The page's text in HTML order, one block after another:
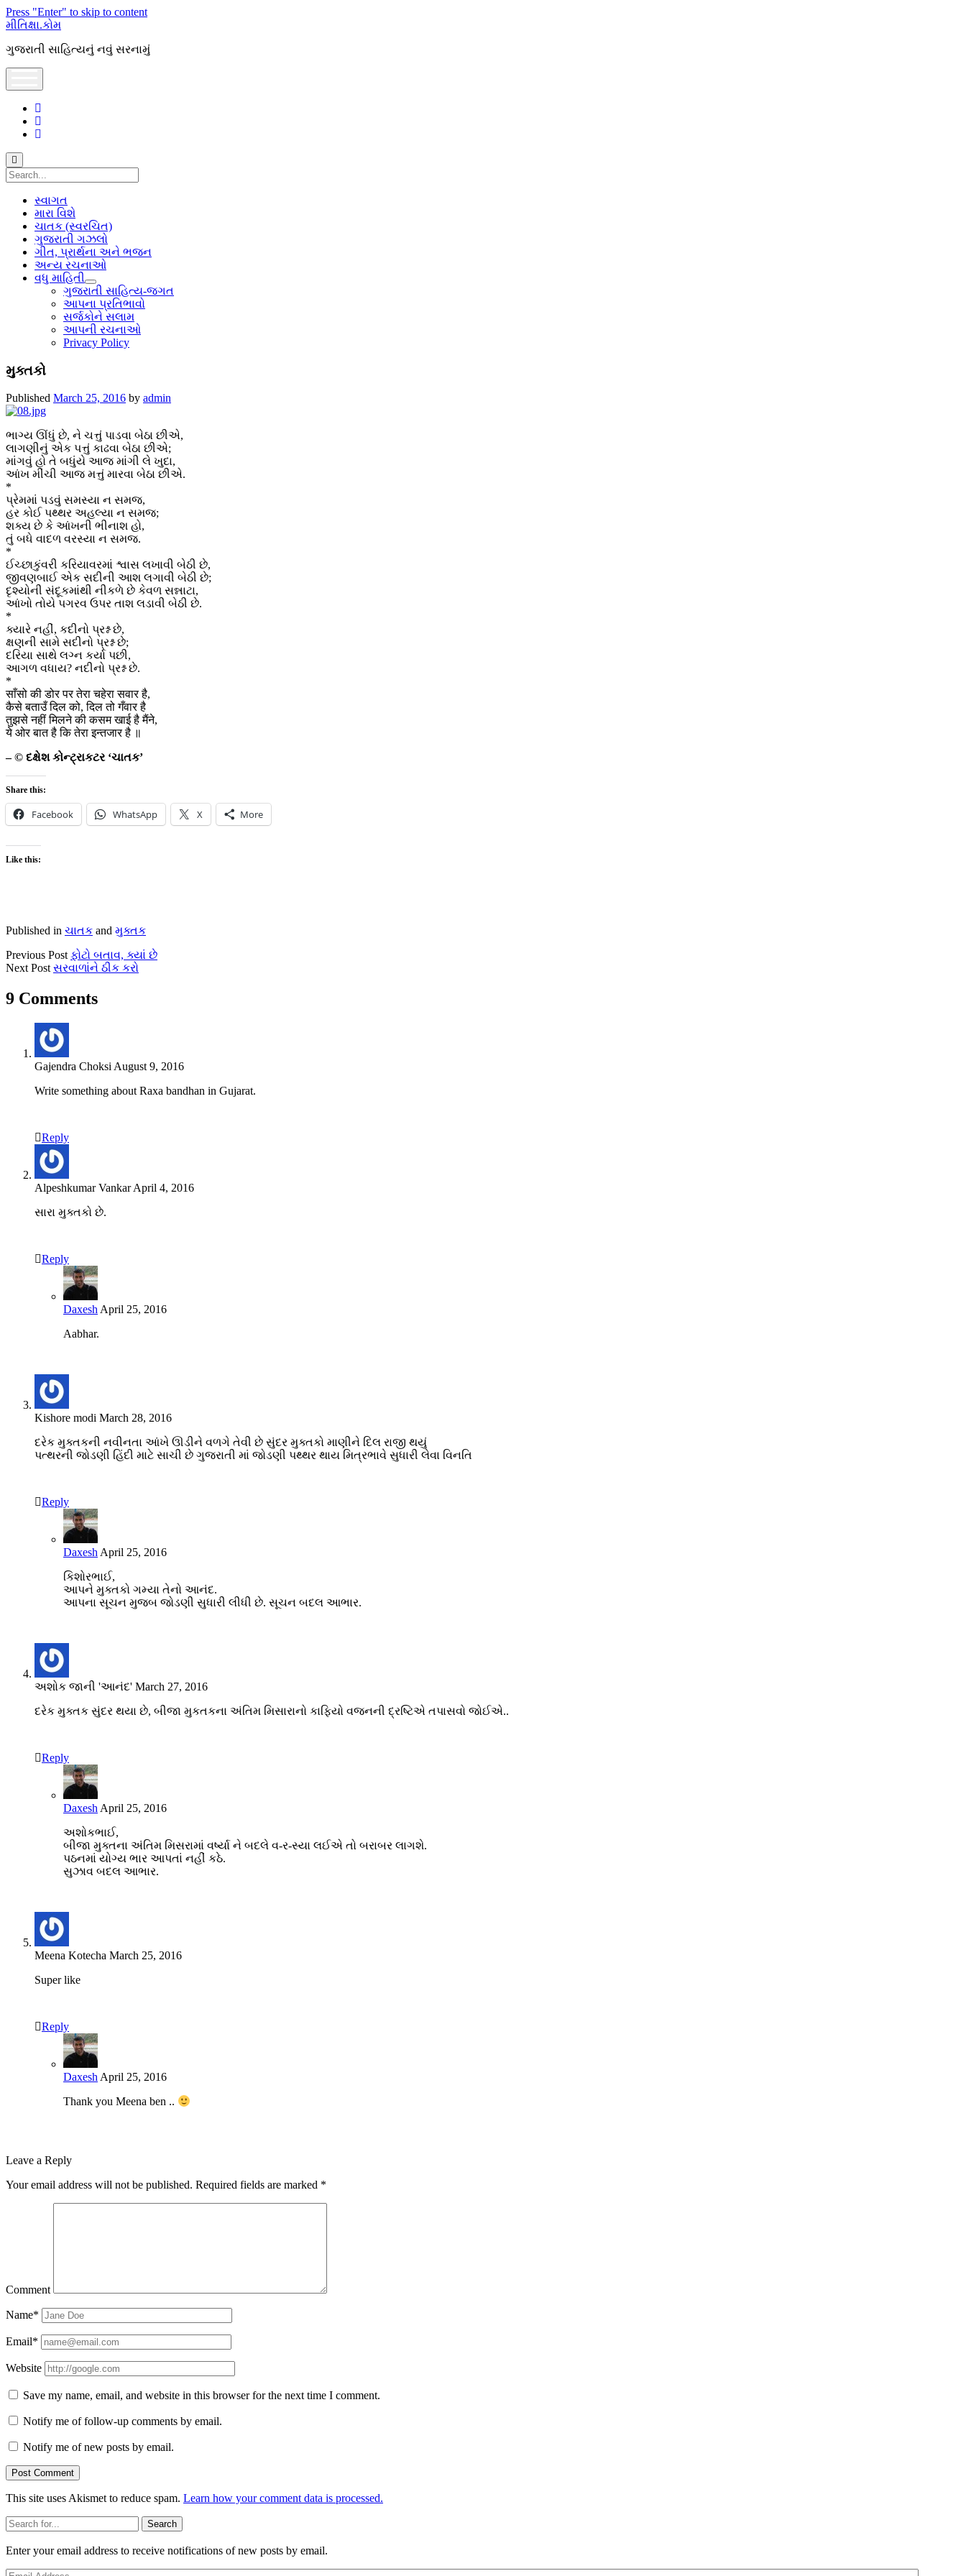
Press "Enter" to skip to content
મીતિક્ષા.કોમ
ગુજરાતી સાહિત્યનું નવું સરનામું
Search
સ્વાગત
મારા વિશે
ચાતક (સ્વરચિત)
ગુજરાતી ગઝલો
ગીત, પ્રાર્થના અને ભજન
અન્ય રચનાઓ
વધુ માહિતી
open
dropdown
menu
ગુજરાતી સાહિત્ય-જગત
આપના પ્રતિભાવો
સર્જકોને સલામ
આપની રચનાઓ
Privacy Policy
મુક્તકો
Published March 25, 2016 by admin
ભાગ્ય ઊંધું છે, ને ચત્તું પાડવા બેઠા છીએ,
લાગણીનું એક પત્તું કાઢવા બેઠા છીએ;
માંગવું હો તે બધુંયે આજ માંગી લે ખુદા,
આંખ મીંચી આજ મત્તું મારવા બેઠા છીએ.
*
પ્રેમમાં પડવું સમસ્યા ન સમજ,
હર કોઈ પથ્થર અહલ્યા ન સમજ;
શક્ય છે કે આંખની ભીનાશ હો,
તું બધે વાદળ વરસ્યા ન સમજ.
*
ઈચ્છાકુંવરી કરિયાવરમાં શ્વાસ લખાવી બેઠી છે,
જીવણબાઈ એક સદીની આશ લગાવી બેઠી છે;
દૃશ્યોની સંદૂકમાંથી નીકળે છે કેવળ સન્નાટા,
આંખો તોયે પગરવ ઉપર તાશ લડાવી બેઠી છે.
*
ક્યારે નહીં, કદીનો પ્રશ્ન છે,
ક્ષણની સામે સદીનો પ્રશ્ન છે;
દરિયા સાથે લગ્ન કર્યા પછી,
આગળ વધાય? નદીનો પ્રશ્ન છે.
*
साँसो की डोर पर तेरा चहेरा सवार है,
कैसे बताउँ दिल को, दिल तो गँवार है
तुझसे नहीं मिलने की कसम खाई है मैंने,
ये ओर बात है कि तेरा इन्तजार है ॥
– © દક્ષેશ કોન્ટ્રાકટર ‘ચાતક’
Share this:
Facebook WhatsApp X More
Like this:
Published in ચાતક and મુક્તક
Previous Post ફોટો બતાવ, ક્યાં છે
Next Post સરવાળાંને ઠીક કરો
9 Comments
Gajendra Choksi August 9, 2016
Write something about Raxa bandhan in Gujarat.
Reply
Alpeshkumar Vankar April 4, 2016
સારા મુક્તકો છે.
Reply
Daxesh April 25, 2016
Aabhar.
Kishore modi March 28, 2016
દરેક મુક્તકની નવીનતા આંખે ઊડીને વળગે તેવી છે સુંદર મુક્તકો માણીને દિલ રાજી થયું
પત્થરની જોડણી હિંદી માટે સાચી છે ગુજરાતી માં જોડણી પથ્થર થાય મિત્રભાવે સુધારી લેવા વિનતિ
Reply
Daxesh April 25, 2016
કિશોરભાઈ,
આપને મુક્તકો ગમ્યા તેનો આનંદ.
આપના સૂચન મુજબ જોડણી સુધારી લીધી છે. સૂચન બદલ આભાર.
અશોક જાની 'આનંદ' March 27, 2016
દરેક મુક્તક સુંદર થયા છે, બીજા મુકતકના અંતિમ મિસારાનો કાફિયો વજનની દ્રષ્ટિએ તપાસવો જોઈએ..
Reply
Daxesh April 25, 2016
અશોકભાઈ,
બીજા મુક્તના અંતિમ મિસરામાં વર્ષ્યા ને બદલે વ-ર-સ્યા લઈએ તો બરાબર લાગશે.
પઠનમાં યોગ્ય ભાર આપતાં નહીં કઠે.
સુઝાવ બદલ આભાર.
Meena Kotecha March 25, 2016
Super like
Reply
Daxesh April 25, 2016
Thank you Meena ben ..
Leave a Reply
Your email address will not be published. Required fields are marked *
Comment
Name*
Email*
Website
Save my name, email, and website in this browser for the next time I comment.
Notify me of follow-up comments by email.
Notify me of new posts by email.
This site uses Akismet to reduce spam. Learn how your comment data is processed.
Sidebar
Search
Enter your email address to receive notifications of new posts by email.